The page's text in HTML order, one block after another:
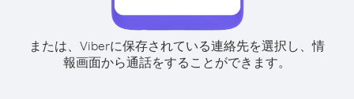
または、Viberに保存されている連絡先を選択し、情
報画面から通話をすることができます。